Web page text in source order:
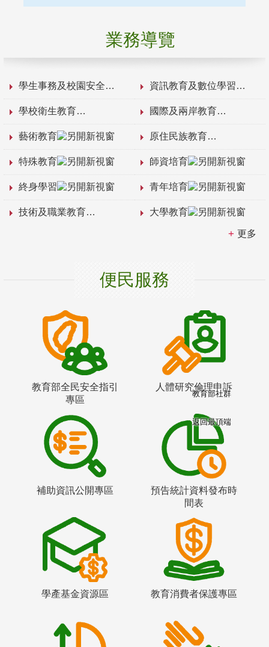
業務導覽
學生事務及校園安全 資訊教育及數位學習
學校衛生教育 國際及兩岸教育
藝術教育 原住民族教育
特殊教育 師資培育
終身學習 青年培育
技術及職業教育 大學教育
更多
便民服務
教育部全民安全指引
專區
人體研究倫理申訴
補助資訊公開專區
預告統計資料發布時
間表
學產基金資源區 教育消費者保護專區
教育部社群
返回最頂端